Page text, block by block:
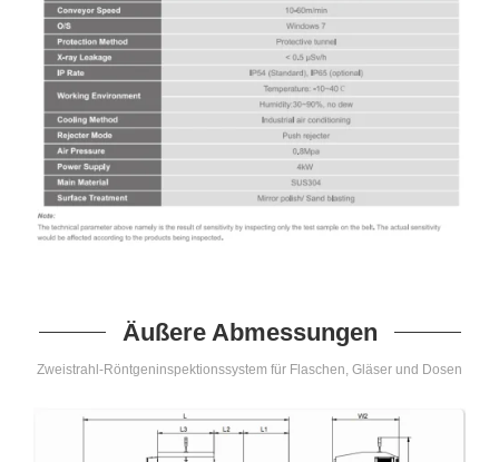
Äußere Abmessungen
Zweistrahl-Röntgeninspektionssystem für Flaschen, Gläser und Dosen